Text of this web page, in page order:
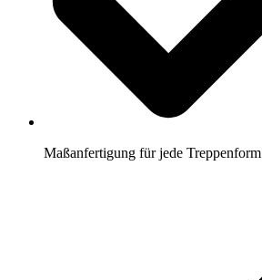
Maßanfertigung für jede Treppenform